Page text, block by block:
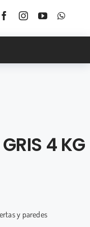
4 KG
y paredes